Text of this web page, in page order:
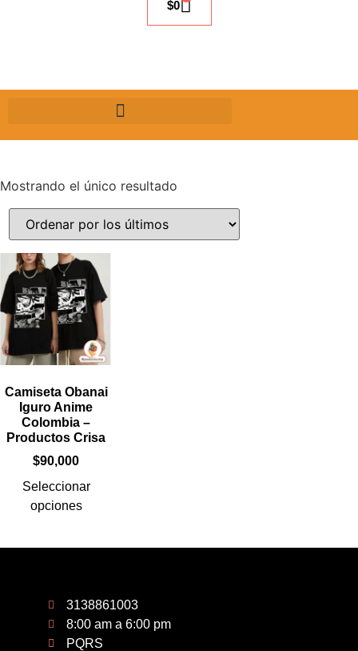
$0
Mostrando el único resultado
Camiseta Obanai
Iguro Anime
Colombia –
Productos Crisa
$90,000
Seleccionar
opciones
3138861003
8:00 am a 6:00 pm
PQRS